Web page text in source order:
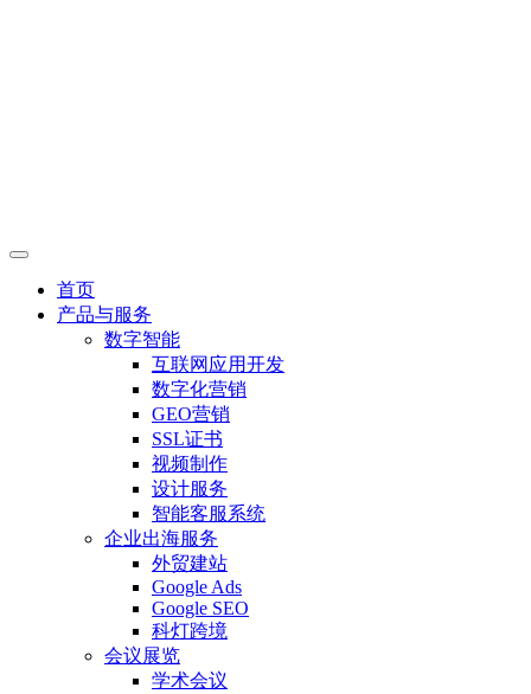
首页
产品与服务
数字智能
互联网应用开发
数字化营销
GEO营销
SSL证书
视频制作
设计服务
智能客服系统
企业出海服务
外贸建站
Google Ads
Google SEO
科灯跨境
会议展览
学术会议